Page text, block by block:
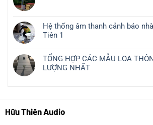
Hệ thống âm thanh cảnh báo
Tiên 1
TỔNG HỢP CÁC MẪU LOA
LƯỢNG NHẤT
Hữu Thiên Audio